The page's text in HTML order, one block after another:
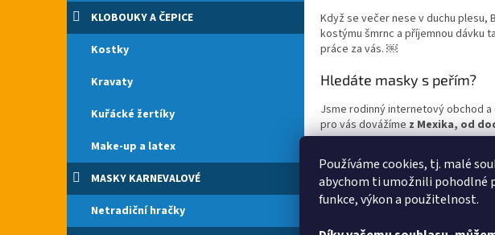
Používáme cookies, tj. malé
abychom ti umožnili pohodlné
funkce, výkon a použitelnost.
KLOBOUKY A ČEPICE
Kostky
Kravaty
Kuřácké žertíky
Make-up a latex
MASKY KARNEVALOVÉ
Netradiční hračky
Když se večer nese v duchu plesu,
kostýmu šmrnc a příjemnou dávku
práce za vás. ￼
Hledáte masky s peřím?
Jsme rodinný internetový obchod
pro vás dovážímez Mexika, od
Pokud si s výběrem nevíte rady,
natelefonní číslo +420 736-623-
skladu a výdejním místě (platba
do 17:00.